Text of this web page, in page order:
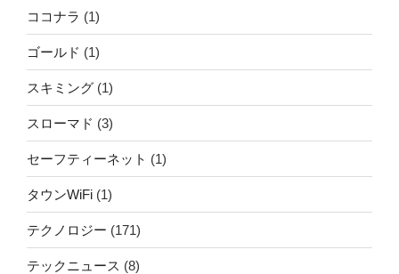
ココナラ (1)
ゴールド (1)
スキミング (1)
スローマド (3)
セーフティーネット (1)
タウンWiFi (1)
テクノロジー (171)
テックニュース (8)